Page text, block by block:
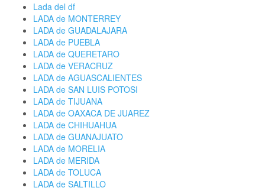
Lada del df
LADA de MONTERREY
LADA de GUADALAJARA
LADA de PUEBLA
LADA de QUERETARO
LADA de VERACRUZ
LADA de AGUASCALIENTES
LADA de SAN LUIS POTOSI
LADA de TIJUANA
LADA de OAXACA DE JUAREZ
LADA de CHIHUAHUA
LADA de GUANAJUATO
LADA de MORELIA
LADA de MERIDA
LADA de TOLUCA
LADA de SALTILLO